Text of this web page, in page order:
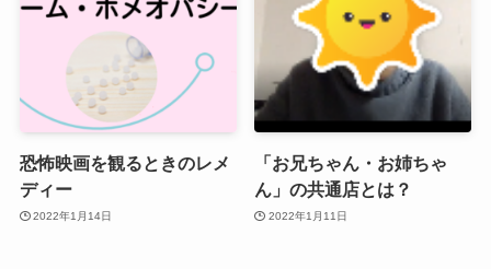
恐怖映画を観るときのレメ
ディー
2022年1月14日
「お兄ちゃん・お姉ちゃ
ん」の共通店とは？
2022年1月11日